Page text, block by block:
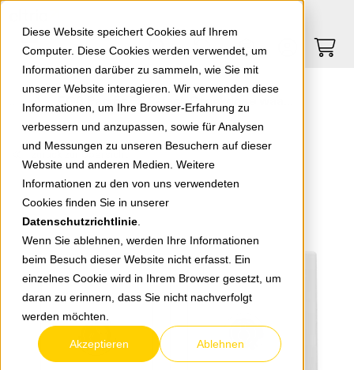
Diese Website speichert Cookies auf Ihrem
Computer. Diese Cookies werden verwendet, um
Informationen darüber zu sammeln, wie Sie mit
unserer Website interagieren. Wir verwenden diese
Informationen, um Ihre Browser-Erfahrung zu
verbessern und anzupassen, sowie für Analysen
und Messungen zu unseren Besuchern auf dieser
Website und anderen Medien. Weitere
Informationen zu den von uns verwendeten
Cookies finden Sie in unserer
Datenschutzrichtlinie
Wenn Sie ablehnen, werden Ihre Informationen
beim Besuch dieser Website nicht erfasst. Ein
einzelnes Cookie wird in Ihrem Browser gesetzt, um
daran zu erinnern, dass Sie nicht nachverfolgt
werden möchten.
Akzeptieren Ablehnen
Springe zu Hauptinhalt Springe zum Footer
0
zurück zur Übersicht